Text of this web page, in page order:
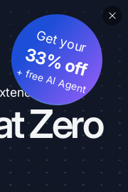
Zero
Get your
33% off
+ free AI Agent